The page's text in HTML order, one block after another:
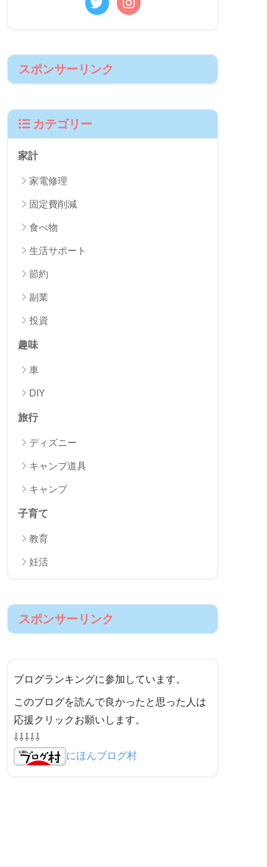
パパ
みないと気が済まない 担当は「修理」
「DIY」「投資」「家計管理」など
スポンサーリンク
カテゴリー
家計
家電修理
固定費削減
食べ物
節約
副業
趣味
車
DIY
旅行